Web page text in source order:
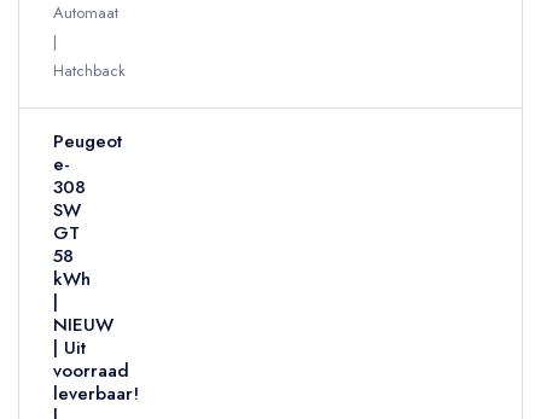
Automaat
Hatchback
Peugeot
e-
308
SW
GT
58
kWh
|
NIEUW
| Uit
voorraad
leverbaar!